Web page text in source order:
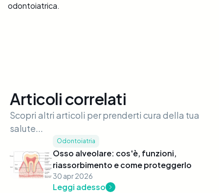
odontoiatrica.
Articoli correlati
Scopri altri articoli per prenderti cura della tua
salute...
Odontoiatria
Osso alveolare: cos'è, funzioni,
riassorbimento e come proteggerlo
30 apr 2026
Leggi adesso